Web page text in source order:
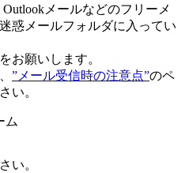
メールなどのフリーメ
迷惑メールフォルダに入ってい
お願いします。
”メール受信時の注意点”のペ
い。
ム
い。